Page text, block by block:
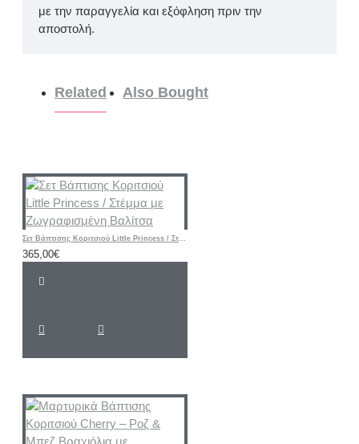
με την παραγγελία και εξόφληση πριν την
αποστολή.
Related Also Bought
Σετ Βάπτισης Κοριτσιού Little Princess / Στέμμα με Ζωγραφισμένη Βαλίτσα
365,00€